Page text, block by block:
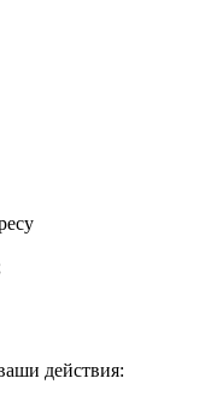
действия: